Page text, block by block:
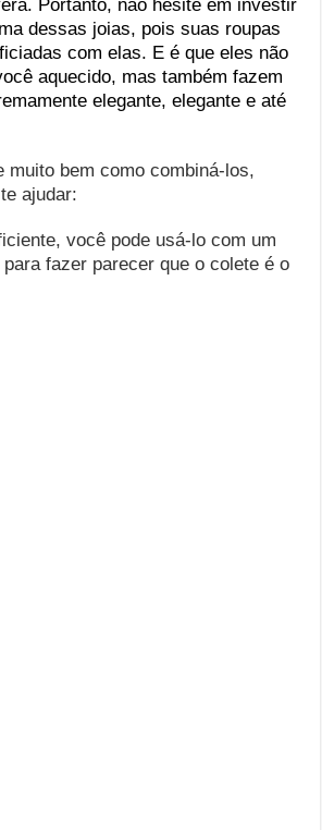
Eduardo Campos
Portanto, não hesite em investir
dessas joias, pois suas roupas
com elas. E é que eles não
aquecido, mas também fazem
elegante, elegante e até
muito bem como combiná-los,
ajudar:
você pode usá-lo com um
fazer parecer que o colete é o